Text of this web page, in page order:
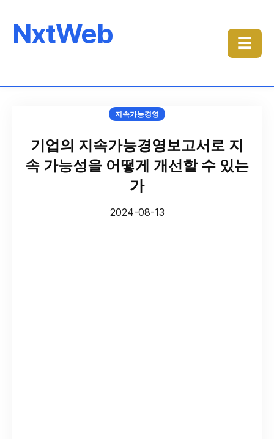
NxtWeb ☰
지속가능경영
기업의 지속가능경영보고서로 지
속 가능성을 어떻게 개선할 수 있는
가
2024-08-13